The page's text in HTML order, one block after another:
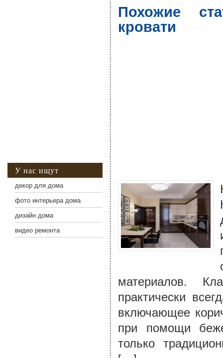
Похожие
кровати
материалов.
практически
включающее
при помощи
только
У нас ищут
декор для дома
фото интерьера дома
дизайн дома
видео ремонта